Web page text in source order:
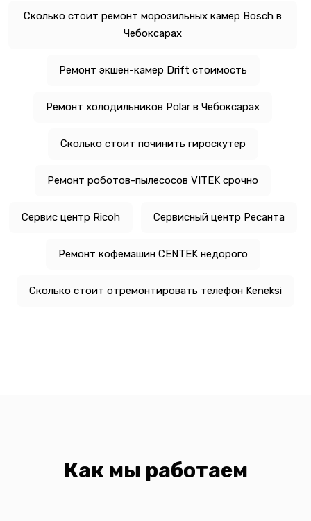
Сколько стоит ремонт морозильных камер Bosch в
Чебоксарах
Ремонт экшен-камер Drift стоимость
Ремонт холодильников Polar в Чебоксарах
Сколько стоит починить гироскутер
Ремонт роботов-пылесосов VITEK срочно
Сервис центр Ricoh Сервисный центр Ресанта
Ремонт кофемашин CENTEK недорого
Сколько стоит отремонтировать телефон Keneksi
Как мы работаем